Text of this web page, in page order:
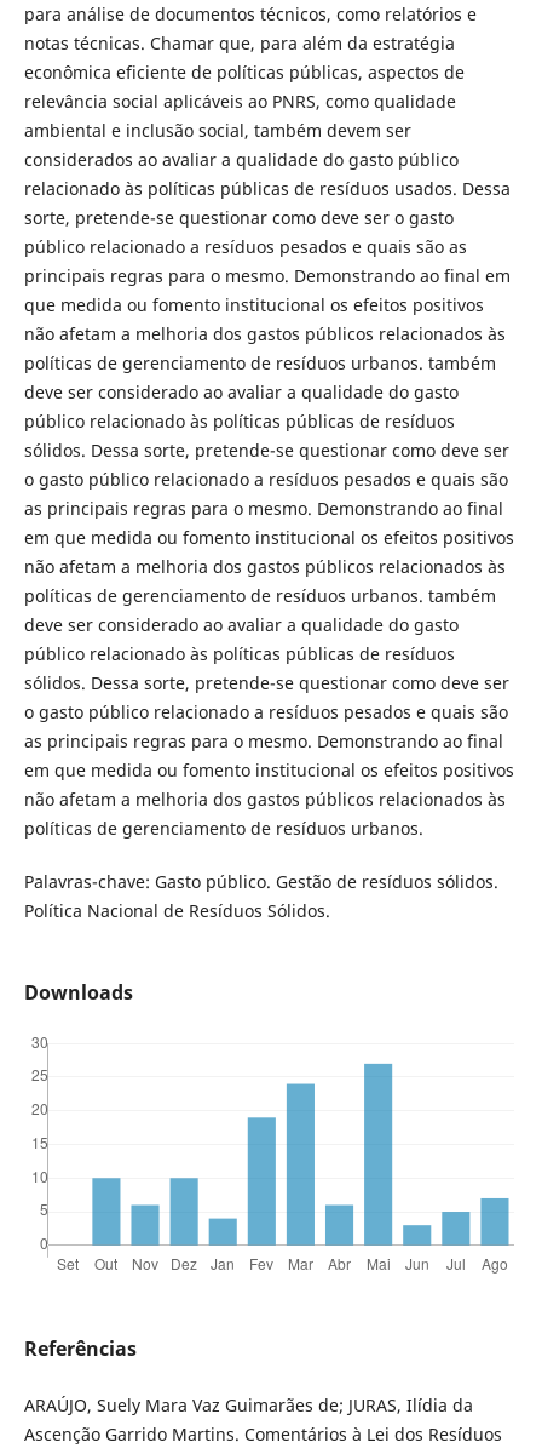
para análise de documentos técnicos, como relatórios e
notas técnicas. Chamar que, para além da estratégia
econômica eficiente de políticas públicas, aspectos de
relevância social aplicáveis ao PNRS, como qualidade
ambiental e inclusão social, também devem ser
considerados ao avaliar a qualidade do gasto público
relacionado às políticas públicas de resíduos usados. Dessa
sorte, pretende-se questionar como deve ser o gasto
público relacionado a resíduos pesados e quais são as
principais regras para o mesmo. Demonstrando ao final em
que medida ou fomento institucional os efeitos positivos
não afetam a melhoria dos gastos públicos relacionados às
políticas de gerenciamento de resíduos urbanos. também
deve ser considerado ao avaliar a qualidade do gasto
público relacionado às políticas públicas de resíduos
sólidos. Dessa sorte, pretende-se questionar como deve ser
o gasto público relacionado a resíduos pesados e quais são
as principais regras para o mesmo. Demonstrando ao final
em que medida ou fomento institucional os efeitos positivos
não afetam a melhoria dos gastos públicos relacionados às
políticas de gerenciamento de resíduos urbanos. também
deve ser considerado ao avaliar a qualidade do gasto
público relacionado às políticas públicas de resíduos
sólidos. Dessa sorte, pretende-se questionar como deve ser
o gasto público relacionado a resíduos pesados e quais são
as principais regras para o mesmo. Demonstrando ao final
em que medida ou fomento institucional os efeitos positivos
não afetam a melhoria dos gastos públicos relacionados às
políticas de gerenciamento de resíduos urbanos.
Palavras-chave: Gasto público. Gestão de resíduos sólidos.
Política Nacional de Resíduos Sólidos.
Downloads
Referências
ARAÚJO, Suely Mara Vaz Guimarães de; JURAS, Ilídia da
Ascenção Garrido Martins. Comentários à Lei dos Resíduos